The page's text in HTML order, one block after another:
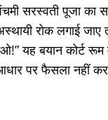
सरस्वती पूजा
रोक लगाई
यह बयान कोर्ट
आधार पर फैसला